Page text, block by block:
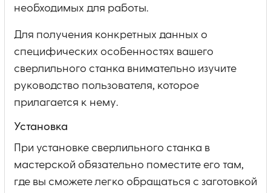
необходимых для работы.
Для получения конкретных данных о
специфических особенностях вашего
сверлильного станка внимательно изучите
руководство пользователя, которое
прилагается к нему.
Установка
При установке сверлильного станка в
мастерской обязательно поместите его там,
где вы сможете легко обращаться с заготовкой